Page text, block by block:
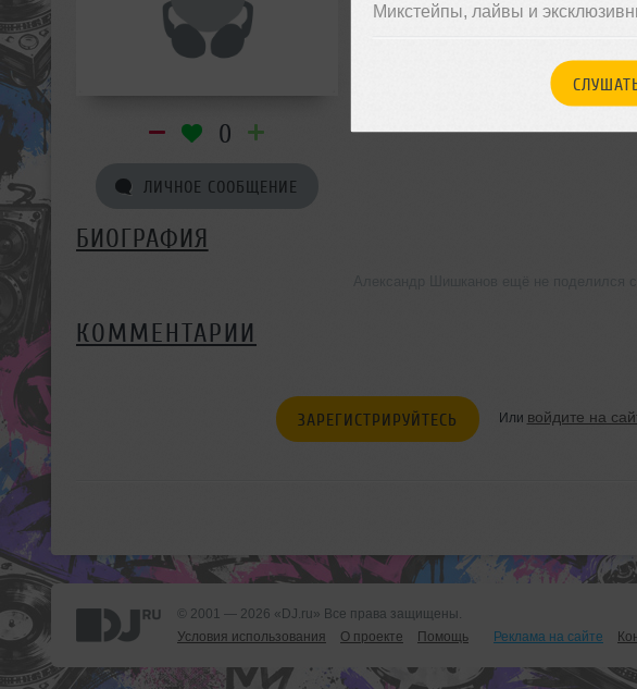
Микстейпы, лайвы и
0
ЛИЧНОЕ СООБЩЕНИЕ
БИОГРАФИЯ
КОММЕНТАРИИ
ЗАРЕГИСТРИРУЙТЕСЬ Или войдите на
© 2001 — 2026 «DJ.ru» Все права защищены.
Условия использования
О проекте Помощь Реклама на сайте